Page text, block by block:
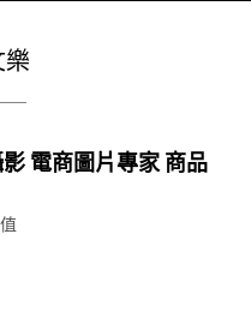
樂
電商圖片專家 商品